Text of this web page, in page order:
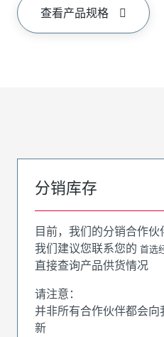
查看产品规格
分销库存
目前，我们的分销合作伙
我们建议您联系您的 首选
直接查询产品供货情况
请注意：
并非所有合作伙伴都会
新